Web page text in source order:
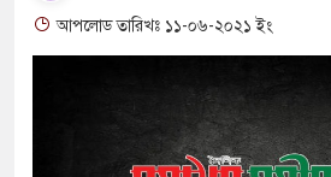
আপলোড তারিখঃ ১১-০৬-২০২১ ইং